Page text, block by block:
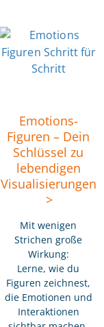
Emotions-
Figuren – Dein
Schlüssel zu
lebendigen
Visualisierungen
Mit wenigen
Strichen große
Wirkung:
Lerne, wie du
Figuren zeichnest,
die Emotionen und
Interaktionen